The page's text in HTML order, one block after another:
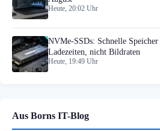
Heute, 20:02 Uhr
NVMe-SSDs: Schnelle
Ladezeiten, nicht Bildraten
Heute, 19:49 Uhr
Aus Borns IT-Blog